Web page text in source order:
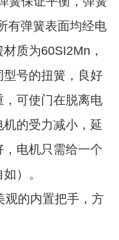
有弹簧表面均经电
质为60SI2Mn，
号的扭簧，良好
可使门在脱离电
的受力减小，延
电机只需给一个
）。
观的内置把手，方